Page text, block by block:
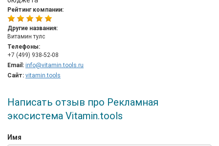
Рейтинг компании:
Другие названия:
Витамин тулс
Телефоны:
+7 (499) 938-52-08
Email: info@vitamin.tools.ru
Сайт: vitamin.tools
Написать отзыв про Рекламная
экосистема Vitamin.tools
Имя